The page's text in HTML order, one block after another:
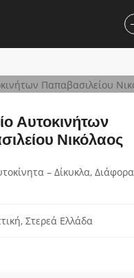
Αυτοκινήτων
Νικόλαος
– Δίκυκλα, Διάφορα
, Στερεά Ελλάδα